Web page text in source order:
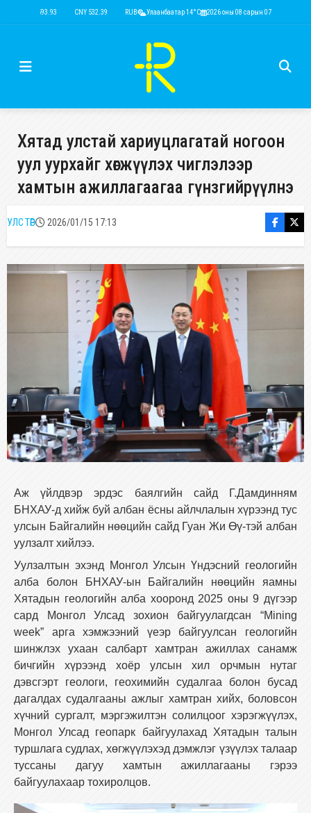
USD 3,593.93 CNY 532.39 RUB 44.15 EUR 4,149.01 KRW 2.52 USD 3,593.93
Улаанбаатар 14°C 2026 оны 08 сарын 07
Хятад улстай хариуцлагатай ногоон
уул уурхайг хөгжүүлэх чиглэлээр
хамтын ажиллагаагаа гүнзгийрүүлнэ
УЛС ТӨР 2026/01/15 17:13
Аж үйлдвэр эрдэс баялгийн сайд Г.Дамдинням
БНХАУ-д хийж буй албан ёсны айлчлалын хүрээнд тус
улсын Байгалийн нөөцийн сайд Гуан Жи Өү-тэй албан
уулзалт хийлээ.
Уулзалтын эхэнд Монгол Улсын Үндэсний геологийн
алба болон БНХАУ-ын Байгалийн нөөцийн яамны
Хятадын геологийн алба хооронд 2025 оны 9 дүгээр
сард Монгол Улсад зохион байгуулагдсан “Mining
week” арга хэмжээний үеэр байгуулсан геологийн
шинжлэх ухаан салбарт хамтран ажиллах санамж
бичгийн хүрээнд хоёр улсын хил орчмын нутаг
дэвсгэрт геологи, геохимийн судалгаа болон бусад
дагалдах судалгааны ажлыг хамтран хийх, боловсон
хүчний сургалт, мэргэжилтэн солилцоог хэрэгжүүлэх,
Монгол Улсад геопарк байгуулахад Хятадын талын
туршлага судлах, хөгжүүлэхэд дэмжлэг үзүүлэх талаар
туссаны дагуу хамтын ажиллагааны гэрээ
байгуулахаар тохиролцов.